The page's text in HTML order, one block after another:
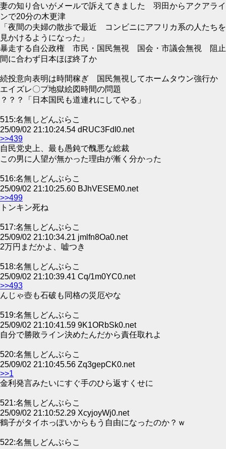
妻の知り合いがメールで訴えてきました 羽田からアクアライ
ンで20分の木更津
「夜間の夫婦の散歩で最近 コンビニにアフリカ系の人たちを
見かけるようになった」
暴走する自公政権 市民・国民無視 国会・市議会無視 阻止
間に合わず日本ほぼ終了か
続投意向表明は時間稼ぎ 国民無視してホームタウン強行か
エイズレ〇プ地獄絵図時間の問題
？？？「日本国民も道連れにしてやる」
515:名無しどんぶらこ
25/09/02 21:10:24.54 dRUC3FdI0.net
>>439
自民党史上、最も愚鈍で醜悪な総裁
この男に人望が無かった理由が漸く分かった
516:名無しどんぶらこ
25/09/02 21:10:25.60 BJhVESEM0.net
>>499
トンキン死ね
517:名無しどんぶらこ
25/09/02 21:10:34.21 jmlfn8Oa0.net
2万円まだかよ、嘘つき
518:名無しどんぶらこ
25/09/02 21:10:39.41 Cq/1m0YC0.net
>>493
んじゃ壺も石破も同格の災厄やな
519:名無しどんぶらこ
25/09/02 21:10:41.59 9K1ORbSk0.net
自分で勝敗ライン決めたんだから責任取れよ
520:名無しどんぶらこ
25/09/02 21:10:45.56 Zq3gepCK0.net
>>1
金利発言みたいにすぐ手のひら返すくせに
521:名無しどんぶらこ
25/09/02 21:10:52.29 XcyjoyWj0.net
鶴子がタイホっぽいからもう自由になったのか？ｗ
522:名無しどんぶらこ